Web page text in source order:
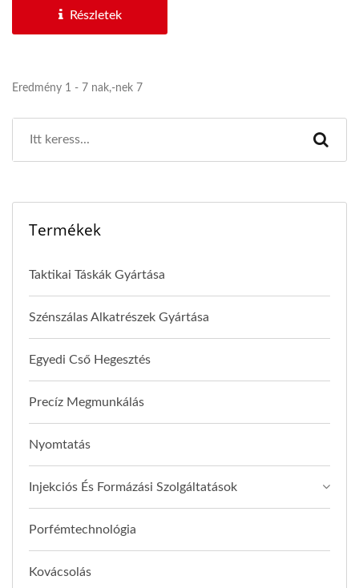
Részletek
Eredmény 1 - 7 nak,-nek 7
Termékek
Taktikai Táskák Gyártása
Szénszálas Alkatrészek Gyártása
Egyedi Cső Hegesztés
Precíz Megmunkálás
Nyomtatás
Injekciós És Formázási Szolgáltatások
Porfémtechnológia
Kovácsolás